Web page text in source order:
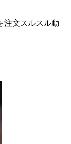
注文スルスル動